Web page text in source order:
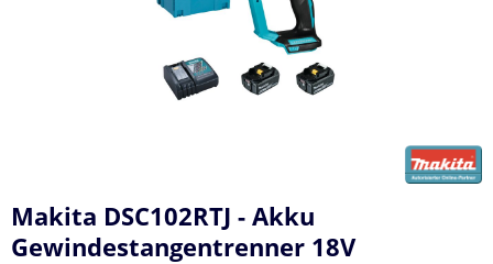
Makita DSC102RTJ - Akku
Gewindestangentrenner 18V